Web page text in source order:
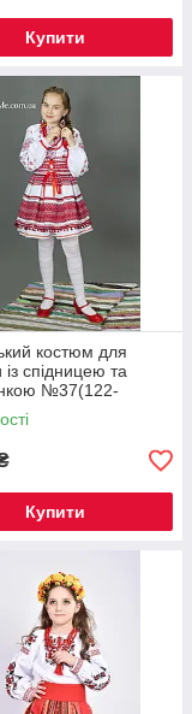
Купити
костюм для
із спідницею та
№37(122-
Купити